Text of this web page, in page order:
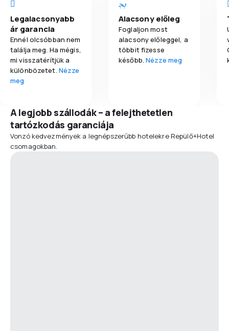
Legalacsonyabb
ár garancia
Ennél olcsóbban nem
találja meg. Ha mégis,
mi visszatérítjük a
különbözetet. Nézze
meg
Alacsony előleg
Foglaljon most
alacsony előleggel, a
többit fizesse
később.Nézze meg
A legjobb szállodák – a felejthetetlen
tartózkodás garanciája
Vonzó kedvezmények a legnépszerűbb hotelekre Repülő+Hotel
csomagokban.